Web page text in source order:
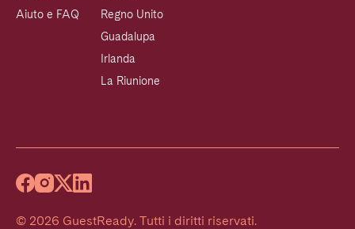
Aiuto e FAQ
Regno Unito
Guadalupa
Irlanda
La Riunione
© 2026 GuestReady. Tutti i diritti riservati.